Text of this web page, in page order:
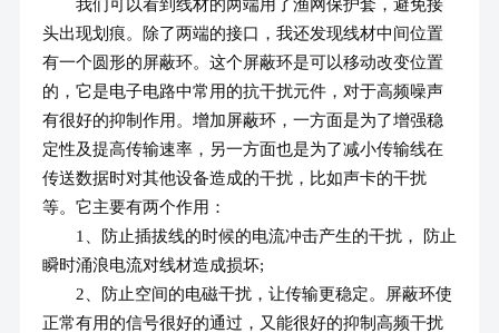
我们可以看到线材的两端用了渔网保护套，避免接
头出现划痕。除了两端的接口，我还发现线材中间位置
有一个圆形的屏蔽环。这个屏蔽环是可以移动改变位置
的，它是电子电路中常用的抗干扰元件，对于高频噪声
有很好的抑制作用。增加屏蔽环，一方面是为了增强稳
定性及提高传输速率，另一方面也是为了减小传输线在
传送数据时对其他设备造成的干扰，比如声卡的干扰
等。它主要有两个作用：
1、防止插拔线的时候的电流冲击产生的干扰， 防止
瞬时涌浪电流对线材造成损坏;
2、防止空间的电磁干扰，让传输更稳定。屏蔽环使
正常有用的信号很好的通过，又能很好的抑制高频干扰